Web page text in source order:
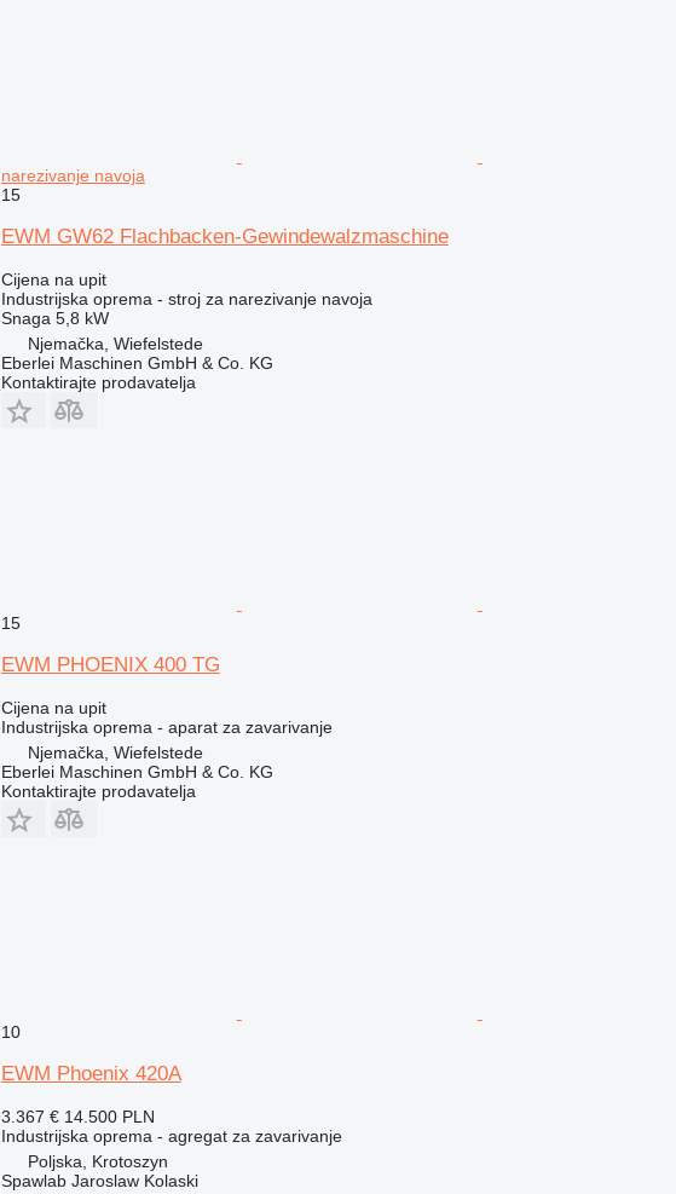
narezivanje navoja
15
EWM GW62 Flachbacken-Gewindewalzmaschine
Cijena na upit
Industrijska oprema - stroj za narezivanje navoja
Snaga 5,8 kW
Njemačka, Wiefelstede
Eberlei Maschinen GmbH & Co. KG
Kontaktirajte prodavatelja
15
EWM PHOENIX 400 TG
Cijena na upit
Industrijska oprema - aparat za zavarivanje
Njemačka, Wiefelstede
Eberlei Maschinen GmbH & Co. KG
Kontaktirajte prodavatelja
10
EWM Phoenix 420A
3.367 € 14.500 PLN
Industrijska oprema - agregat za zavarivanje
Poljska, Krotoszyn
Spawlab Jaroslaw Kolaski